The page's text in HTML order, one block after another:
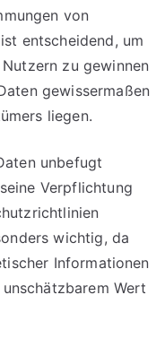
von
entscheidend, um
zu gewinnen
gewissermaßen
liegen.
unbefugt
Verpflichtung
wichtig, da
Informationen
Wert